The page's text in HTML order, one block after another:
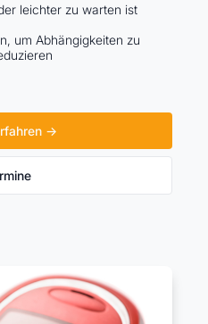
leichter zu warten ist
um Abhängigkeiten zu
→